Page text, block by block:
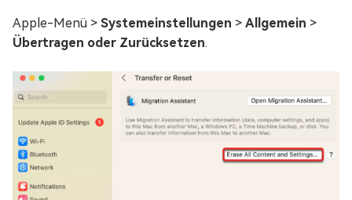
Apple-Menü > Systemeinstellungen > Allgemein >
Übertragen oder Zurücksetzen.